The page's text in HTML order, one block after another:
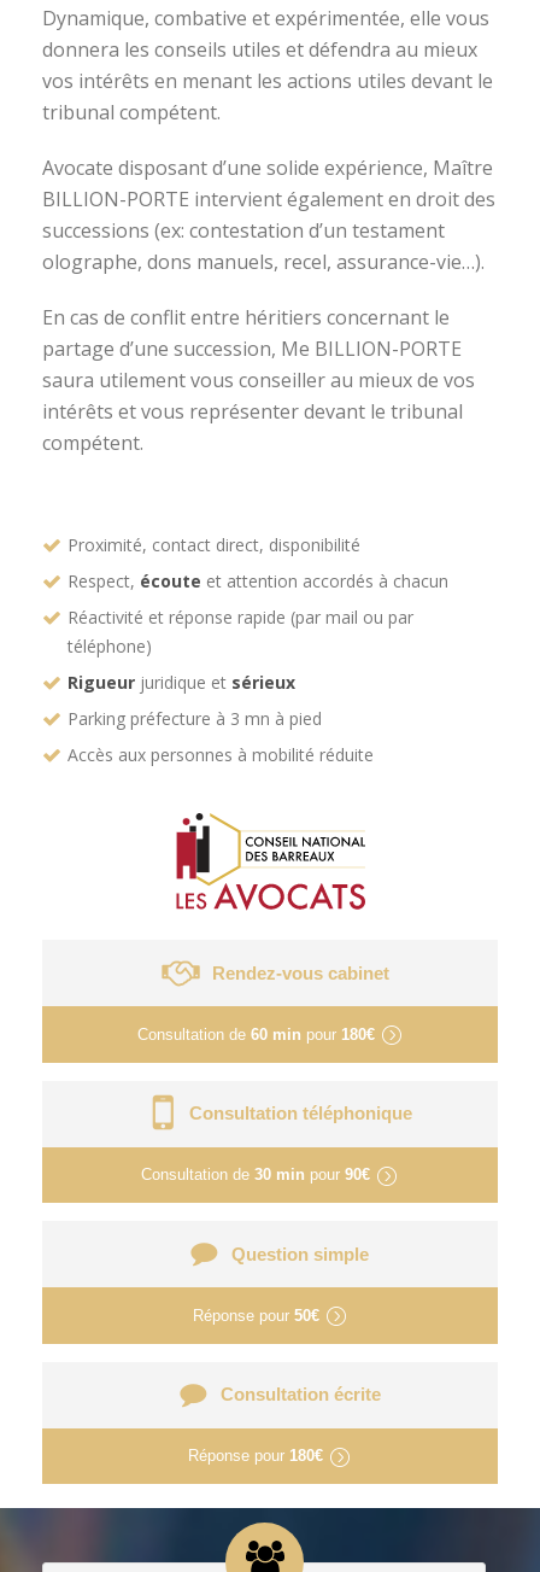
Dynamique, combative et expérimentée, elle vous
donnera les conseils utiles et défendra au mieux
vos intérêts en menant les actions utiles devant le
tribunal compétent.
Avocate disposant d’une solide expérience, Maître
BILLION-PORTE intervient également en droit des
successions (ex: contestation d’un testament
olographe, dons manuels, recel, assurance-vie…).
En cas de conflit entre héritiers concernant le
partage d’une succession, Me BILLION-PORTE
saura utilement vous conseiller au mieux de vos
intérêts et vous représenter devant le tribunal
compétent.
Proximité, contact direct, disponibilité
Respect, écoute et attention accordés à chacun
Réactivité et réponse rapide (par mail ou par
téléphone)
Rigueur juridique et sérieux
Parking préfecture à 3 mn à pied
Accès aux personnes à mobilité réduite
Rendez-vous cabinet
Consultation de 60 min pour 180€
Consultation téléphonique
Consultation de 30 min pour 90€
Question simple
Réponse pour 50€
Consultation écrite
Réponse pour 180€